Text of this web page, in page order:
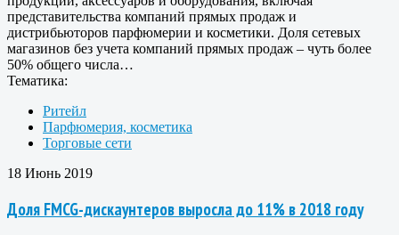
представительства компаний прямых продаж и
дистрибьюторов парфюмерии и косметики. Доля сетевых
магазинов без учета компаний прямых продаж – чуть более
50% общего числа…
Тематика:
Ритейл
Парфюмерия, косметика
Торговые сети
18 Июнь 2019
Доля FMCG-дискаунтеров выросла до 11% в 2018 году